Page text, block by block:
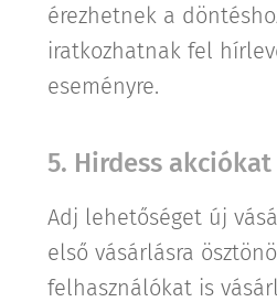
érezhetnek a
iratkozhatnak fel
eseményre.
5. Hirdess
Adj lehetőséget új
első vásárlásra
felhasználókat is